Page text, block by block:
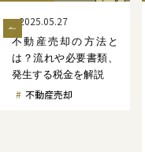
2026.02.26
枚方市での不動産売却
におすすめの業者9
選！選ぶ際のポイント
も解説